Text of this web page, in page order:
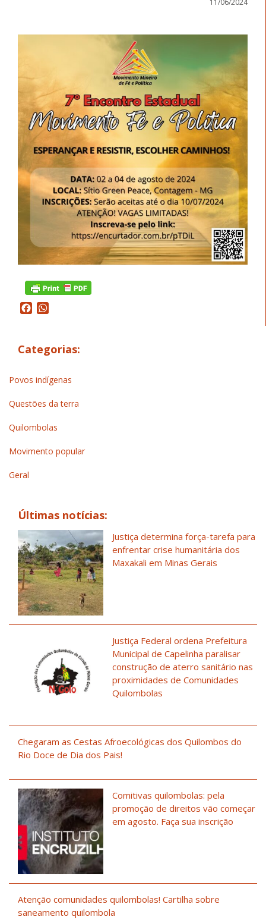
Facebook
Categorias:
Povos indígenas
Questões da terra
Quilombolas
Movimento popular
Geral
Últimas notícias:
Justiça determina força-tarefa para
enfrentar crise humanitária dos
Maxakali em Minas Gerais
Justiça Federal ordena Prefeitura
Municipal de Capelinha paralisar
construção de aterro sanitário nas
proximidades de Comunidades
Quilombolas
Chegaram as Cestas Afroecológicas dos Quilombos do
Rio Doce de Dia dos Pais!
Comitivas quilombolas: pela
promoção de direitos vão começar
em agosto. Faça sua inscrição
Atenção comunidades quilombolas! Cartilha sobre
saneamento quilombola